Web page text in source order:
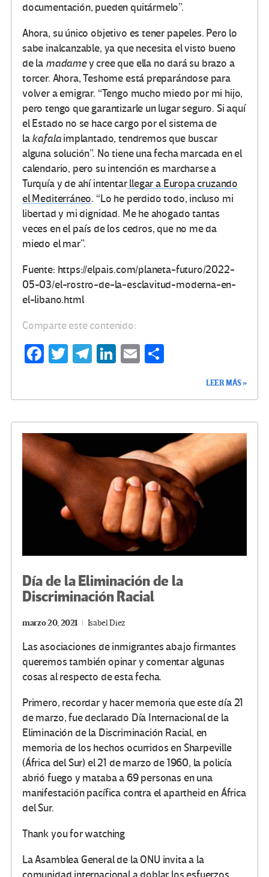
documentación, pueden quitármelo”.
Ahora, su único objetivo es tener papeles. Pero lo
sabe inalcanzable, ya que necesita el visto bueno
de la madamey cree que ella no dará su brazo a
torcer. Ahora, Teshome está preparándose para
volver a emigrar. “Tengo mucho miedo por mi hijo,
pero tengo que garantizarle un lugar seguro. Si aquí
el Estado no se hace cargo por el sistema de
lakafalaimplantado, tendremos que buscar
alguna solución”. No tiene una fecha marcada en el
calendario, pero su intención es marcharse a
Turquía y de ahí intentar llegar a Europa cruzando
el Mediterráneo. “Lo he perdido todo, incluso mi
libertad y mi dignidad. Me he ahogado tantas
veces en el país de los cedros, que no me da
miedo el mar”.
Fuente: https://elpais.com/planeta-futuro/2022-
05-03/el-rostro-de-la-esclavitud-moderna-en-
el-libano.html
Comparte este contenido:
Fa
o
k
T
Te
m
Li
n
E
ar
tir
LEER MÁS »
Día de la Eliminación de la
Discriminación Racial
marzo 20, 2021 Isabel Diez
Las asociaciones de inmigrantes abajo firmantes
queremos también opinar y comentar algunas
cosas al respecto de esta fecha.
Primero, recordar y hacer memoria que este día 21
de marzo, fue declarado Día Internacional de la
Eliminación de la Discriminación Racial, en
memoria de los hechos ocurridos en Sharpeville
(África del Sur) el 21 de marzo de 1960, la policía
abrió fuego y mataba a 69 personas en una
manifestación pacífica contra el apartheid en África
del Sur.
Thank you for watching
La Asamblea General de la ONU invita a la